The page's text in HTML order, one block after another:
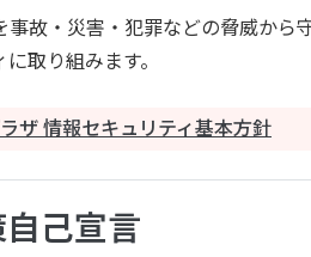
故・災害・犯罪などの脅威から
取り組みます。
ザ 情報セキュリティ基本方針
己宣言